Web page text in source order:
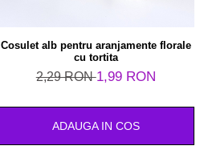
Cosulet alb pentru aranjamente florale
cu tortita
2,29 RON1,99 RON
ADAUGA IN COS